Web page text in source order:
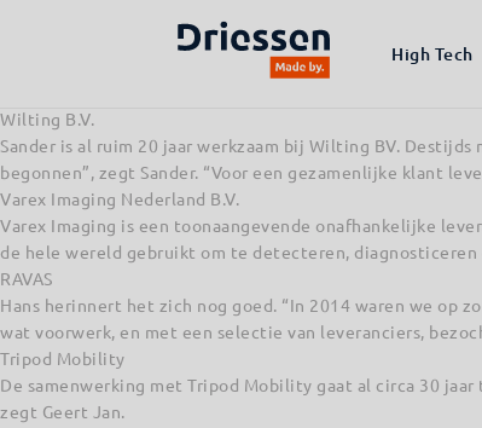
High Tech
Eurotempest is leverancier van onder andere
overheidsklanten. Wij spraken Sander van der Putten, hij
Wilting B.V.
Sander is al ruim 20 jaar werkzaam bij Wilting BV.
begonnen”, zegt Sander. “Voor een gezamenlijke klant
Varex Imaging Nederland B.V.
Varex Imaging is een toonaangevende onafhankelijke
de hele wereld gebruikt om te detecteren, diagnosticeren
RAVAS
Hans herinnert het zich nog goed. “In 2014 waren we op
wat voorwerk, en met een selectie van leveranciers,
Tripod Mobility
De samenwerking met Tripod Mobility gaat al circa 30
zegt Geert Jan.